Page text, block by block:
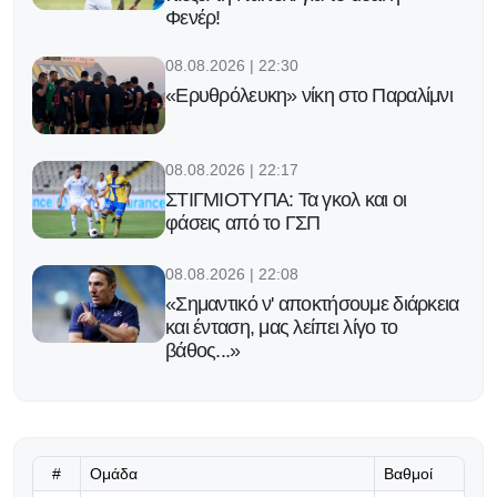
Φενέρ!
08.08.2026 | 22:30
«Ερυθρόλευκη» νίκη στο Παραλίμνι
08.08.2026 | 22:17
ΣΤΙΓΜΙΟΤΥΠΑ: Τα γκολ και οι
φάσεις από το ΓΣΠ
08.08.2026 | 22:08
«Σημαντικό ν' αποκτήσουμε διάρκεια
και ένταση, μας λείπει λίγο το
βάθος...»
# Ομάδα Βαθμοί